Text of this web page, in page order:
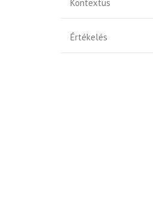
Kontextus
Értékelés